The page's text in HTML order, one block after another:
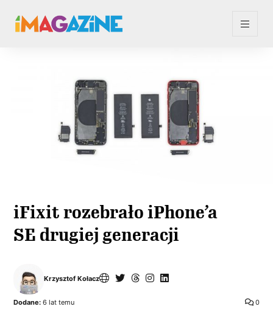
iFixit rozebrało iPhone’a
SE drugiej generacji
Krzysztof Kołacz
0
Dodane: 6 lat temu